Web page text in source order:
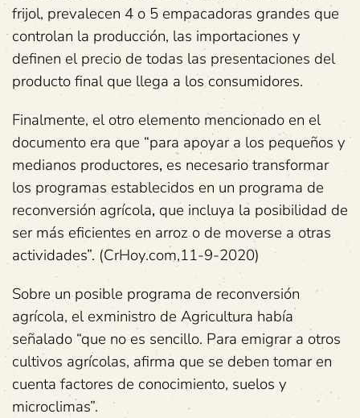
frijol, prevalecen 4 o 5 empacadoras grandes que
controlan la producción, las importaciones y
definen el precio de todas las presentaciones del
producto final que llega a los consumidores.
Finalmente, el otro elemento mencionado en el
documento era que “para apoyar a los pequeños y
medianos productores, es necesario transformar
los programas establecidos en un programa de
reconversión agrícola, que incluya la posibilidad de
ser más eficientes en arroz o de moverse a otras
actividades”. (CrHoy.com,11-9-2020)
Sobre un posible programa de reconversión
agrícola, el exministro de Agricultura había
señalado “que no es sencillo. Para emigrar a otros
cultivos agrícolas, afirma que se deben tomar en
cuenta factores de conocimiento, suelos y
microclimas”.